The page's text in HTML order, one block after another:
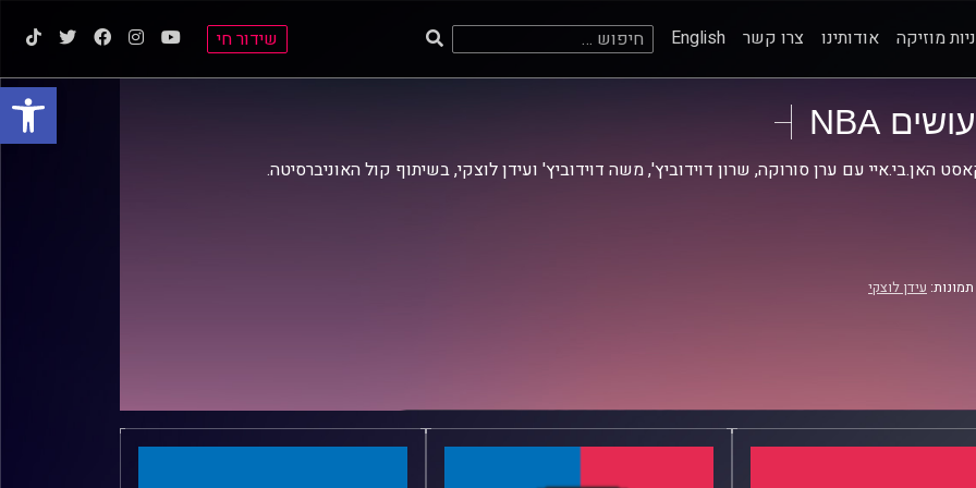
פתח
מוזיקה אודותינו צרו קשר English חיפוש: שידור חי
עושים NBA
האן.בי.איי עם ערן סורוקה, שרון דוידוביץ', משה דוידוביץ' ועידן לוצקי, בשיתוף קול האוניברסיטה.
עידן לוצקי